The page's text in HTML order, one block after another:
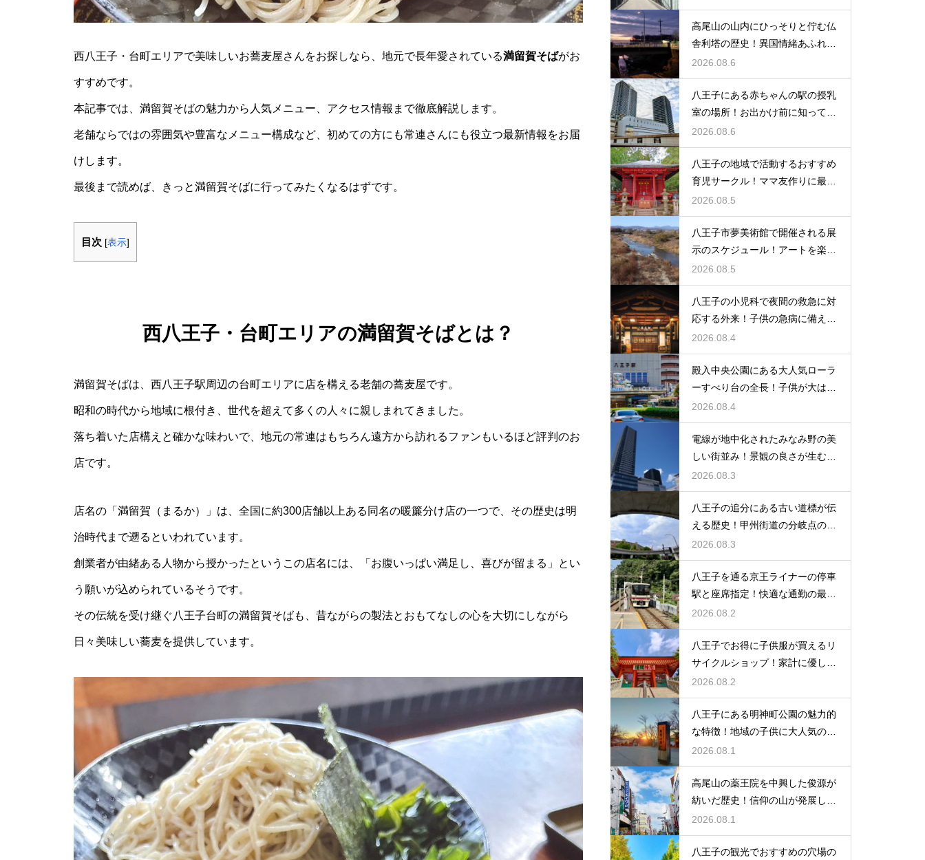
西八王子・台町エリアで美味しいお蕎麦屋さんをお探しなら、地元で長年愛されている満留賀そばがお
すすめです。
本記事では、満留賀そばの魅力から人気メニュー、アクセス情報まで徹底解説します。
老舗ならではの雰囲気や豊富なメニュー構成など、初めての方にも常連さんにも役立つ最新情報をお届
けします。
最後まで読めば、きっと満留賀そばに行ってみたくなるはずです。
目次 [表示]
西八王子・台町エリアの満留賀そばとは？
満留賀そばは、西八王子駅周辺の台町エリアに店を構える老舗の蕎麦屋です。
昭和の時代から地域に根付き、世代を超えて多くの人々に親しまれてきました。
落ち着いた店構えと確かな味わいで、地元の常連はもちろん遠方から訪れるファンもいるほど評判のお
店です。
店名の「満留賀（まるか）」は、全国に約300店舗以上ある同名の暖簾分け店の一つで、その歴史は明
治時代まで遡るといわれています。
創業者が由緒ある人物から授かったというこの店名には、「お腹いっぱい満足し、喜びが留まる」とい
う願いが込められているそうです。
その伝統を受け継ぐ八王子台町の満留賀そばも、昔ながらの製法とおもてなしの心を大切にしながら
日々美味しい蕎麦を提供しています。
高尾山の山内にひっそりと佇む仏
舎利塔の歴史！異国情緒あふれる
建造物
2026.08.6
八王子にある赤ちゃんの駅の授乳
室の場所！お出かけ前に知ってお
きたい事
2026.08.6
八王子の地域で活動するおすすめ
育児サークル！ママ友作りに最適
な場所
2026.08.5
八王子市夢美術館で開催される展
示のスケジュール！アートを楽し
む休日の旅
2026.08.5
八王子の小児科で夜間の救急に対
応する外来！子供の急病に備える
安心情報
2026.08.4
殿入中央公園にある大人気ローラ
ーすべり台の全長！子供が大はし
ゃぎの遊具
2026.08.4
電線が地中化されたみなみ野の美
しい街並み！景観の良さが生む住
みやすさ
2026.08.3
八王子の追分にある古い道標が伝
える歴史！甲州街道の分岐点の真
実に迫る
2026.08.3
八王子を通る京王ライナーの停車
駅と座席指定！快適な通勤の最強
の裏ワザ
2026.08.2
八王子でお得に子供服が買えるリ
サイクルショップ！家計に優しい
お店特集
2026.08.2
八王子にある明神町公園の魅力的
な特徴！地域の子供に大人気の遊
び場紹介
2026.08.1
高尾山の薬王院を中興した俊源が
紡いだ歴史！信仰の山が発展した
理由とは
2026.08.1
八王子の観光でおすすめの穴場の